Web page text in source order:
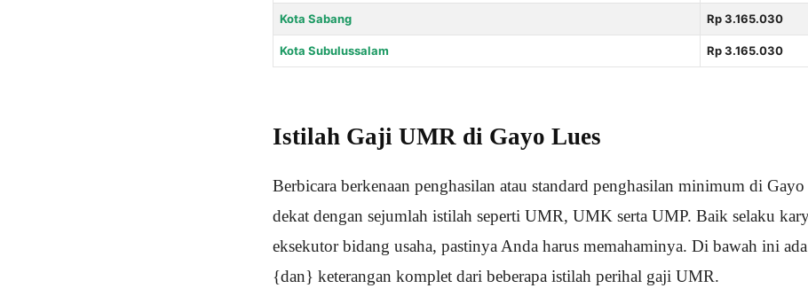
Kota Sabang Rp 3.165.030
Kota Subulussalam Rp 3.165.030
Istilah Gaji UMR di Gayo Lues
Berbicara berkenaan penghasilan atau standard penghasilan minimum di
dekat dengan sejumlah istilah seperti UMR, UMK serta UMP. Baik selaku
eksekutor bidang usaha, pastinya Anda harus memahaminya. Di bawah ini
{dan} keterangan komplet dari beberapa istilah perihal gaji UMR.